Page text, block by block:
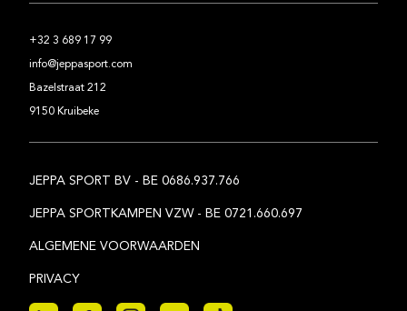
+32 3 689 17 99
info@jeppasport.com
Bazelstraat 212
9150 Kruibeke
JEPPA SPORT BV - BE 0686.937.766
JEPPA SPORTKAMPEN VZW - BE 0721.660.697
ALGEMENE VOORWAARDEN
PRIVACY